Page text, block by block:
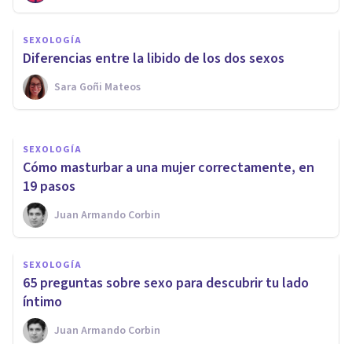
SEXOLOGÍA
Diferencias entre la libido de los dos sexos
Sara Goñi Mateos
SEXOLOGÍA
Cómo masturbar a un hombre
correctamente, en 14 claves
Juan Armando Corbin
SEXOLOGÍA
Cómo masturbar a una mujer correctamente, en
19 pasos
Juan Armando Corbin
SEXOLOGÍA
65 preguntas sobre sexo para descubrir tu lado
íntimo
Juan Armando Corbin